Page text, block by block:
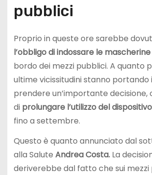
pubblici
Proprio in queste ore sarebbe
l’obbligo di indossare le
bordo dei mezzi pubblici. A quanto
ultime vicissitudini stanno portando
prendere un’importante decisione,
di prolungare l’utilizzo del
fino a settembre.
Questo è quanto annunciato dal
alla Salute Andrea Costa.La
deriverebbe dal fatto che sui mezzi